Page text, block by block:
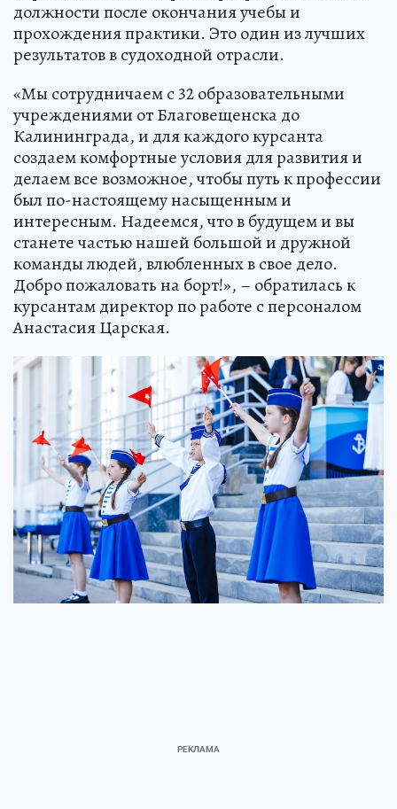
должности после окончания учебы и
прохождения практики. Это один из лучших
результатов в судоходной отрасли.
«Мы сотрудничаем с 32 образовательными
учреждениями от Благовещенска до
Калининграда, и для каждого курсанта
создаем комфортные условия для развития и
делаем все возможное, чтобы путь к профессии
был по-настоящему насыщенным и
интересным. Надеемся, что в будущем и вы
станете частью нашей большой и дружной
команды людей, влюбленных в свое дело.
Добро пожаловать на борт!», – обратилась к
курсантам директор по работе с персоналом
Анастасия Царская.